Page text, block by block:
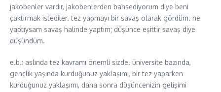
jakobenler vardır, jakobenlerden bahsediyorum diye beni
çaktırmak istediler. tez yapmayı bir savaş olarak gördüm. ne
yaptıysam savaş halinde yaptım; düşünce eşittir savaş diye
düşündüm.
e.b.: aslında tez kavramı önemli sizde. üniversite bazında,
gençlik yaşında kurduğunuz yaklaşımı, bir tez yaparken
kurduğunuz yaklaşımı, daha sonra düşüncenizin gelişimi